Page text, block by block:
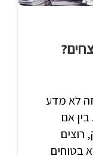
לא מדע
אם
רוצים
בטוחים